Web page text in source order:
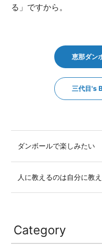
る」ですから。
恵那ダン
三代目's
ダンボールで楽しみたい
人に教えるのは自分に教
Category